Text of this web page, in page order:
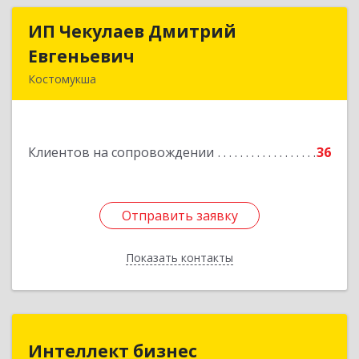
ИП Чекулаев Дмитрий
Евгеньевич
Костомукша
Клиентов на сопровождении 36
Отправить заявку
Показать контакты
ИП Чекулаев Дмитрий
Отправить заявку
Назад
Интеллект бизнес